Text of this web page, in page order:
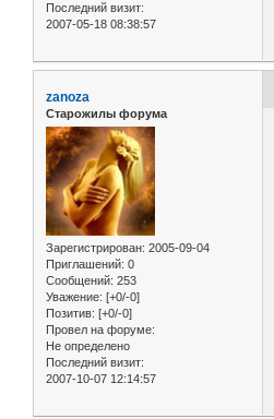
Последний визит:
2007-05-18 08:38:57
zanoza
Старожилы форума
Зарегистрирован: 2005-09-04
Приглашений: 0
Сообщений: 253
Уважение: [+0/-0]
Позитив: [+0/-0]
Провел на форуме:
Не определено
Последний визит:
2007-10-07 12:14:57